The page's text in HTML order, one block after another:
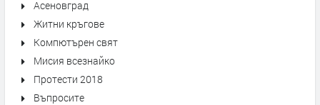
Асеновград
Житни кръгове
Компютърен свят
Мисия всезнайко
Протести 2018
Въпросите